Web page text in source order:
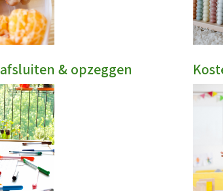
Klachten & Geschillen
Wetten & beleidsontwikkelingen
Oudercommissie
Personeel en groepen
De opvanglocatie
Alternatieve ouderraadpleging
Adviestraject uurprijs in de
& opzeggen